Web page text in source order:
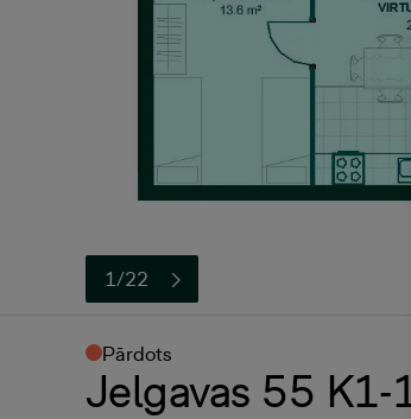
1/22
Pārdots
Jelgavas 55 K1-